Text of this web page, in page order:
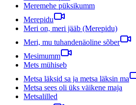
Meremehe püksikumm
Merepidu
Meri on, meri jääb (Merepidu)
Meri, mu tuhandenäoline sõber
Mesimumm
Mets mühiseb
Metsa läksid sa ja metsa läksin ma
Metsa sees oli üks väikene maja
Metsalilled